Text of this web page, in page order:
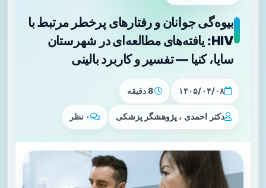
بیوه‌گی جوانان و رفتارهای پرخطر مرتبط با
HIV: یافته‌های مطالعه‌ای در شهرستان
سایا، کنیا — تفسیر و کاربرد بالینی
۱۴۰۵/۰۴/۰۸ 8 دقیقه
دکتر احمدی ، پژوهشگر پزشکی ۰ نظر